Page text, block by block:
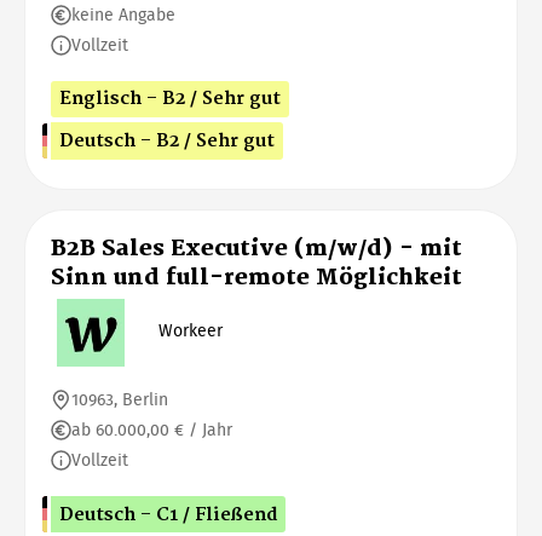
keine Angabe
Vollzeit
Englisch - B2 / Sehr gut
Deutsch - B2 / Sehr gut
B2B Sales Executive (m/w/d) - mit
Sinn und full-remote Möglichkeit
Workeer
10963, Berlin
ab 60.000,00 € / Jahr
Vollzeit
Deutsch - C1 / Fließend